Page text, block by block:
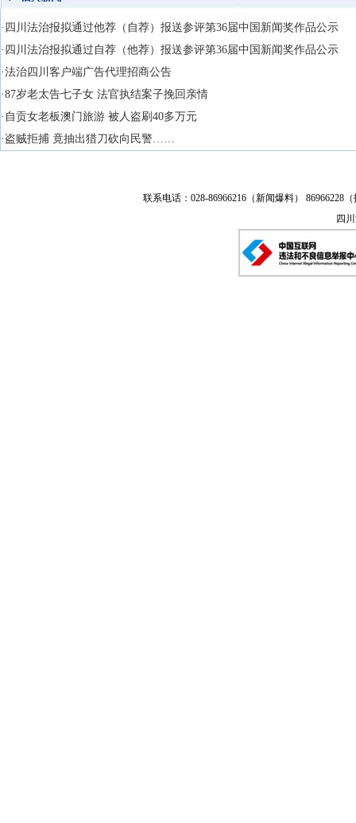
·四川法治报拟通过他荐（自荐）报送参评第36届中国新闻奖作品公示
·四川法治报拟通过自荐（他荐）报送参评第36届中国新闻奖作品公示
·法治四川客户端广告代理招商公告
·87岁老太告七子女 法官执结案子挽回亲情
·自贡女老板澳门旅游 被人盗刷40多万元
·盗贼拒捕 竟抽出猎刀砍向民警……
联系电话：028-86966216（新闻爆料） 86966228
四